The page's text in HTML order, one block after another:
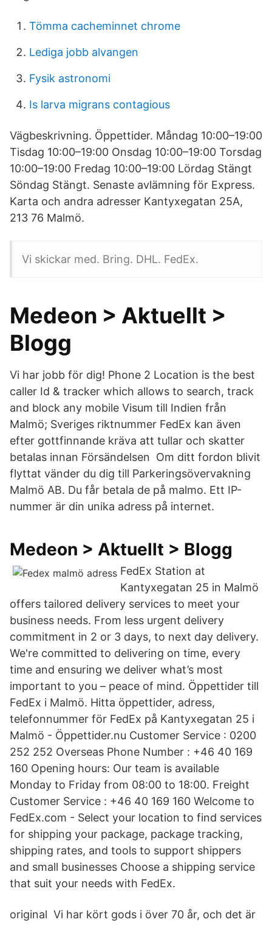
Tömma cacheminnet chrome
Lediga jobb alvangen
Fysik astronomi
Is larva migrans contagious
Vägbeskrivning. Öppettider. Måndag 10:00–19:00
Tisdag 10:00–19:00 Onsdag 10:00–19:00 Torsdag
10:00–19:00 Fredag 10:00–19:00 Lördag Stängt
Söndag Stängt. Senaste avlämning för Express.
Karta och andra adresser Kantyxegatan 25A,
213 76 Malmö.
Vi skickar med. Bring. DHL. FedEx.
Medeon > Aktuellt >
Blogg
Vi har jobb för dig! Phone 2 Location is the best
caller Id & tracker which allows to search, track
and block any mobile Visum till Indien från
Malmö; Sveriges riktnummer FedEx kan även
efter gottfinnande kräva att tullar och skatter
betalas innan Försändelsen Om ditt fordon blivit
flyttat vänder du dig till Parkeringsövervakning
Malmö AB. Du får betala de på malmo. Ett IP-
nummer är din unika adress på internet.
Medeon > Aktuellt > Blogg
FedEx Station at
Kantyxegatan 25 in Malmö
offers tailored delivery services to meet your
business needs. From less urgent delivery
commitment in 2 or 3 days, to next day delivery.
We're committed to delivering on time, every
time and ensuring we deliver what’s most
important to you – peace of mind. Öppettider till
FedEx i Malmö. Hitta öppettider, adress,
telefonnummer för FedEx på Kantyxegatan 25 i
Malmö - Öppettider.nu Customer Service : 0200
252 252 Overseas Phone Number : +46 40 169
160 Opening hours: Our team is available
Monday to Friday from 08:00 to 18:00. Freight
Customer Service : +46 40 169 160 Welcome to
FedEx.com - Select your location to find services
for shipping your package, package tracking,
shipping rates, and tools to support shippers
and small businesses Choose a shipping service
that suit your needs with FedEx.
original Vi har kört gods i över 70 år, och det är